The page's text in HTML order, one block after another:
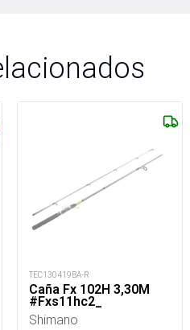
TEC130419BA-R
Caña Fx 102H 3,30M
#Fxs11hc2_
Shimano